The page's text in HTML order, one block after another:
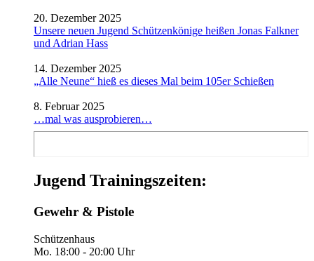
20. Dezember 2025
Unsere neuen Jugend Schützenkönige heißen Jonas Falkner
und Adrian Hass
14. Dezember 2025
„Alle Neune“ hieß es dieses Mal beim 105er Schießen
8. Februar 2025
…mal was ausprobieren…
Jugend Trainingszeiten:
Gewehr & Pistole
Schützenhaus
Mo. 18:00 - 20:00 Uhr